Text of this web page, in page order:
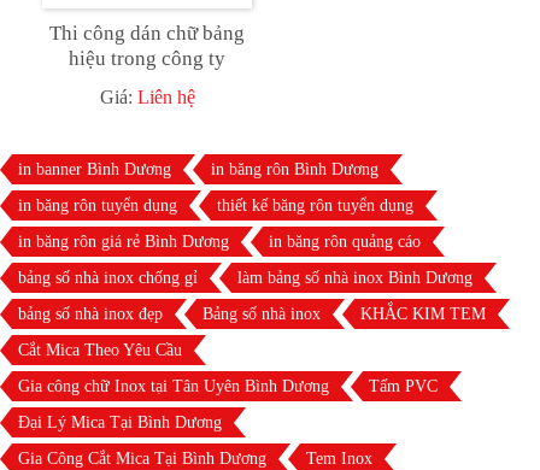
Thi công dán chữ bảng
hiệu trong công ty
Giá: Liên hệ
in banner Bình Dương
in băng rôn Bình Dương
in băng rôn tuyển dụng
thiết kế băng rôn tuyển dụng
in băng rôn giá rẻ Bình Dương
in băng rôn quảng cáo
bảng số nhà inox chống gỉ
làm bảng số nhà inox Bình Dương
bảng số nhà inox đẹp
Bảng số nhà inox
KHẮC KIM TEM
Cắt Mica Theo Yêu Cầu
Gia công chữ Inox tại Tân Uyên Bình Dương
Tấm PVC
Đại Lý Mica Tại Bình Dương
Gia Công Cắt Mica Tại Bình Dương
Tem Inox